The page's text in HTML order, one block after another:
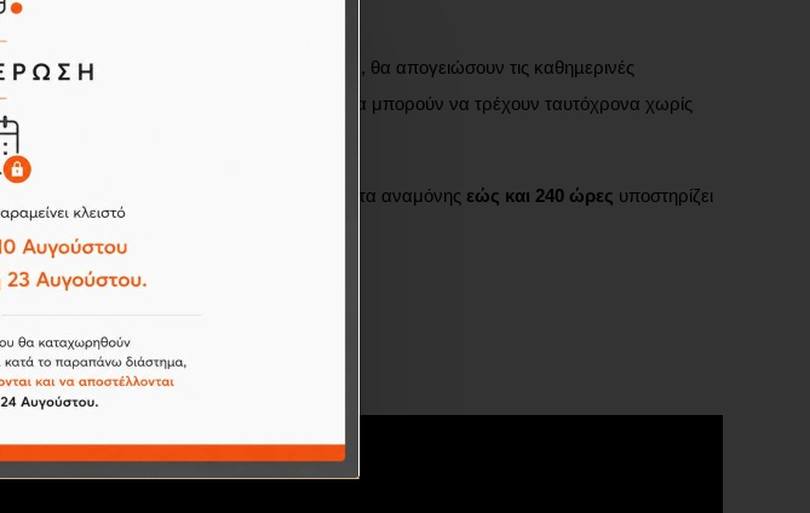
2.6GHz, σε συνδυασµό µε τα
, θα απογειώσουν τις καθηµερινές
24GB
απαιτητικές εφαρµογές και παιχνίδια μπορούν να τρέχουν ταυτόχρονα χωρίς
αγαπημένα σας multimedia αρχεία.
που δίνει στην συσκευή δυνατότητα αναμόνης εώς και 240 ώρες υποστηρίζει